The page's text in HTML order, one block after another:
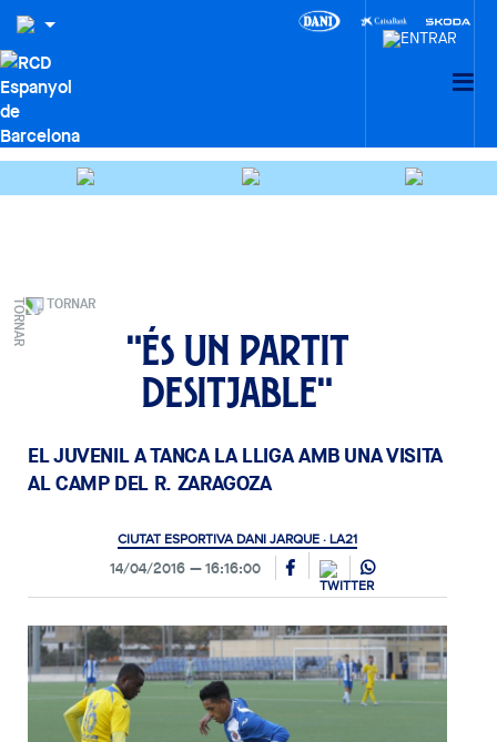
TORNAR
"És un partit
desitjable"
EL JUVENIL A TANCA LA LLIGA AMB UNA VISITA
AL CAMP DEL R. ZARAGOZA
CIUTAT ESPORTIVA DANI JARQUE · LA21
14/04/2016 16:16:00